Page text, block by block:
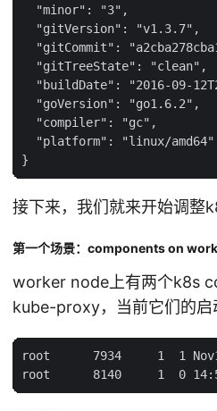
  "minor": "3",
  "gitVersion": "v1.3.7",
"gitCommit":
  "gitTreeState": "clean",
"buildDate": "2016-09-
  "goVersion": "go1.6.2",
  "compiler": "gc",
  "platform": "linux/amd64"
接下来，我们就来开始调整
第一个场景：components on
worker node上有两个k8s
kube-proxy，当前它们的启
root      7934     1  1